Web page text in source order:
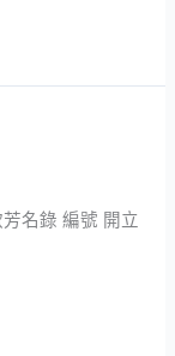
名錄 編號 開立